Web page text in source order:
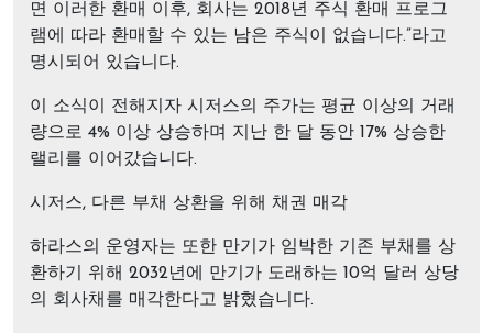
면 이러한 환매 이후, 회사는 2018년 주식 환매 프로그
램에 따라 환매할 수 있는 남은 주식이 없습니다.”라고
명시되어 있습니다.
이 소식이 전해지자 시저스의 주가는 평균 이상의 거래
량으로 4% 이상 상승하며 지난 한 달 동안 17% 상승한
랠리를 이어갔습니다.
시저스, 다른 부채 상환을 위해 채권 매각
하라스의 운영자는 또한 만기가 임박한 기존 부채를 상
환하기 위해 2032년에 만기가 도래하는 10억 달러 상당
의 회사채를 매각한다고 밝혔습니다.